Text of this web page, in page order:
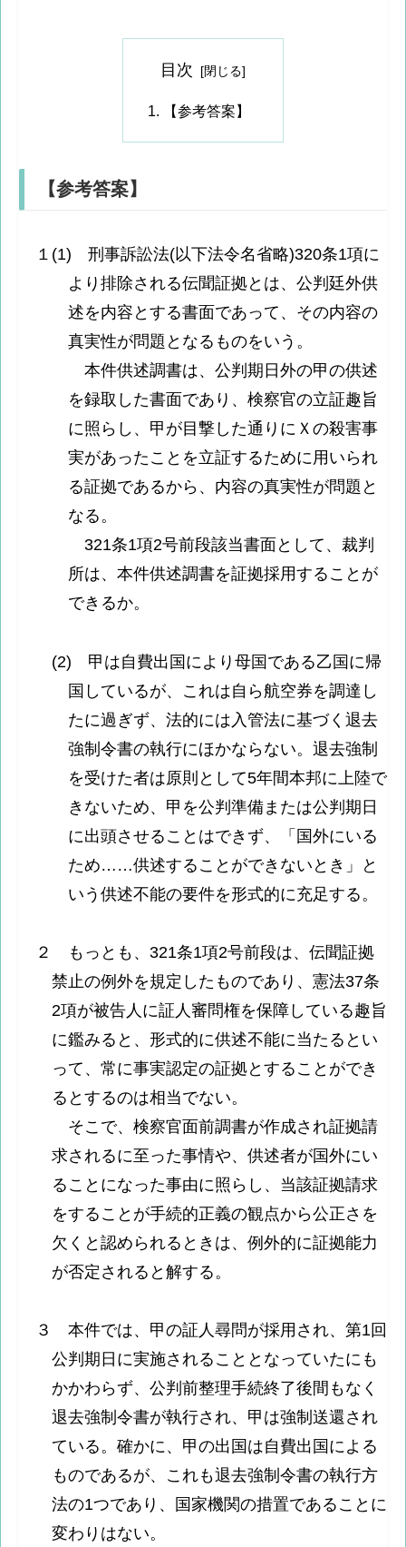
目次
【参考答案】
【参考答案】
１(1) 刑事訴訟法(以下法令名省略)320条1項に
より排除される伝聞証拠とは、公判廷外供
述を内容とする書面であって、その内容の
真実性が問題となるものをいう。
本件供述調書は、公判期日外の甲の供述
を録取した書面であり、検察官の立証趣旨
に照らし、甲が目撃した通りにＸの殺害事
実があったことを立証するために用いられ
る証拠であるから、内容の真実性が問題と
なる。
321条1項2号前段該当書面として、裁判
所は、本件供述調書を証拠採用することが
できるか。
(2) 甲は自費出国により母国である乙国に帰
国しているが、これは自ら航空券を調達し
たに過ぎず、法的には入管法に基づく退去
強制令書の執行にほかならない。退去強制
を受けた者は原則として5年間本邦に上陸で
きないため、甲を公判準備または公判期日
に出頭させることはできず、「国外にいる
ため……供述することができないとき」と
いう供述不能の要件を形式的に充足する。
２ もっとも、321条1項2号前段は、伝聞証拠
禁止の例外を規定したものであり、憲法37条
2項が被告人に証人審問権を保障している趣旨
に鑑みると、形式的に供述不能に当たるとい
って、常に事実認定の証拠とすることができ
るとするのは相当でない。
そこで、検察官面前調書が作成され証拠請
求されるに至った事情や、供述者が国外にい
ることになった事由に照らし、当該証拠請求
をすることが手続的正義の観点から公正さを
欠くと認められるときは、例外的に証拠能力
が否定されると解する。
３ 本件では、甲の証人尋問が採用され、第1回
公判期日に実施されることとなっていたにも
かかわらず、公判前整理手続終了後間もなく
退去強制令書が執行され、甲は強制送還され
ている。確かに、甲の出国は自費出国による
ものであるが、これも退去強制令書の執行方
法の1つであり、国家機関の措置であることに
変わりはない。